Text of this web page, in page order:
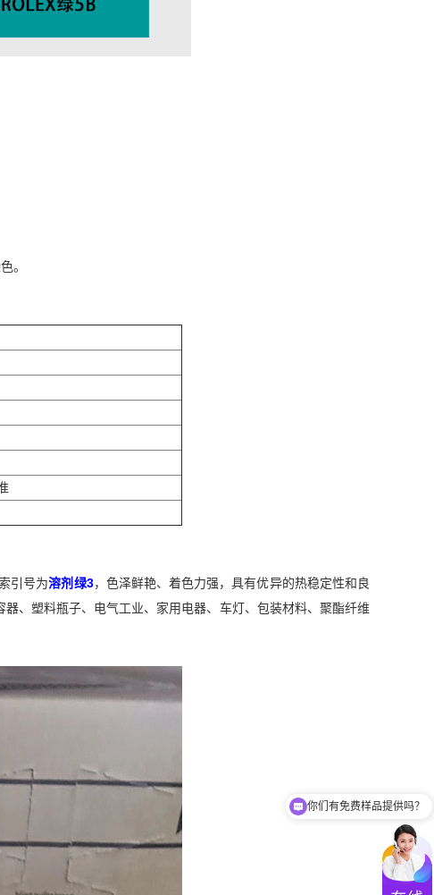
。
引号为溶剂绿3，色泽鲜艳、着色力强，具有优异的热稳定性和良
、塑料瓶子、电气工业、家用电器、车灯、包装材料、聚酯纤维
你们有免费样品提供吗？